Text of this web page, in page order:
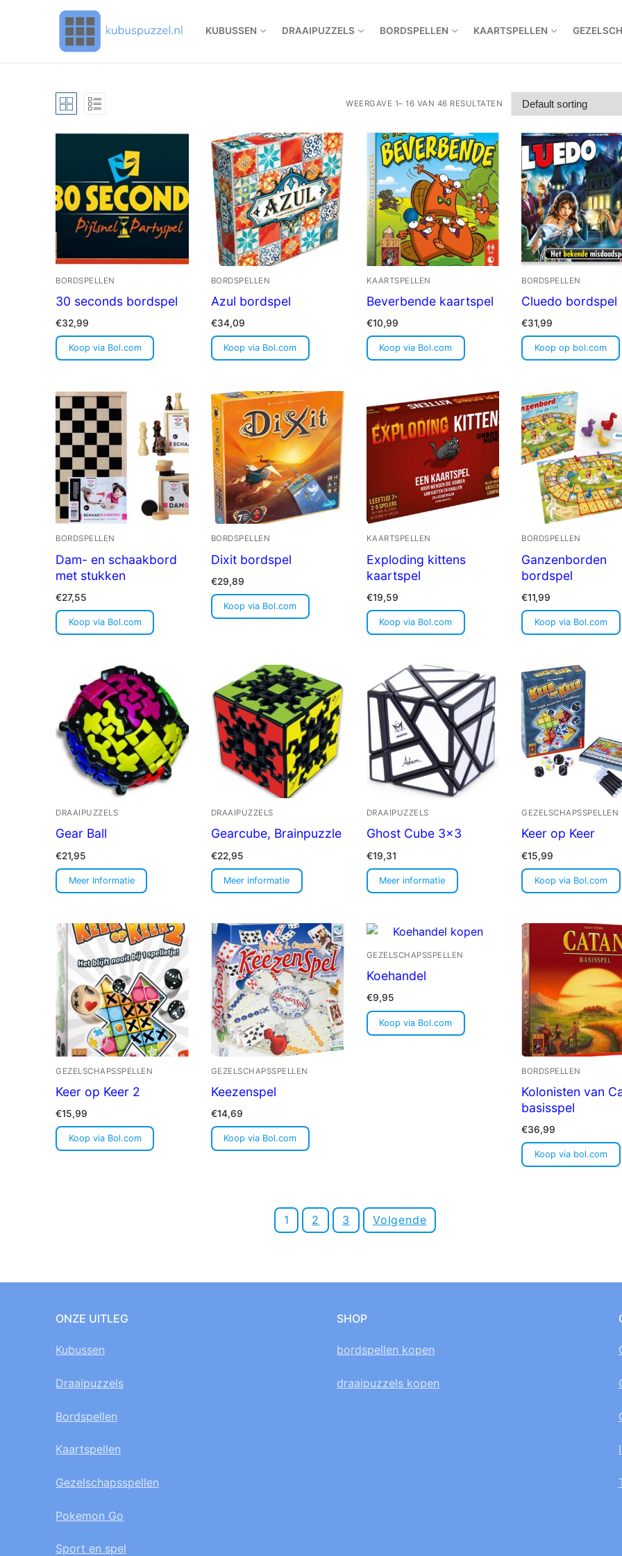
KUBUSSEN DRAAIPUZZELS BORDSPELLEN KAARTSPELLEN
WEERGAVE 1– 16 VAN 46 RESULTATEN
BORDSPELLEN
30 seconds bordspel
€32,99
Koop via Bol.com
BORDSPELLEN
Azul bordspel
€34,09
Koop via Bol.com
KAARTSPELLEN
Beverbende kaartspel
€10,99
Koop via Bol.com
BORDSPELLEN
Cluedo bordspel
€31,99
Koop op bol.com
BORDSPELLEN
Dam- en schaakbord
met stukken
€27,55
Koop via Bol.com
BORDSPELLEN
Dixit bordspel
€29,89
Koop via Bol.com
KAARTSPELLEN
Exploding kittens
kaartspel
€19,59
Koop via Bol.com
BORDSPELLEN
Ganzenborden
bordspel
€11,99
Koop via Bol.com
DRAAIPUZZELS
Gear Ball
€21,95
Meer Informatie
DRAAIPUZZELS
Gearcube, Brainpuzzle
€22,95
Meer informatie
DRAAIPUZZELS
Ghost Cube 3×3
€19,31
Meer informatie
GEZELSCHAPSSPELLEN
Keer op Keer
€15,99
Koop via Bol.com
GEZELSCHAPSSPELLEN
Keer op Keer 2
€15,99
Koop via Bol.com
GEZELSCHAPSSPELLEN
Keezenspel
€14,69
Koop via Bol.com
GEZELSCHAPSSPELLEN
Koehandel
€9,95
Koop via Bol.com
BORDSPELLEN
Kolonisten van
basisspel
€36,99
Koop via bol.com
1 2 3 Volgende
ONZE UITLEG
Kubussen
Draaipuzzels
Bordspellen
Kaartspellen
Gezelschapsspellen
Pokemon Go
Sport en spel
SHOP
bordspellen kopen
draaipuzzels kopen